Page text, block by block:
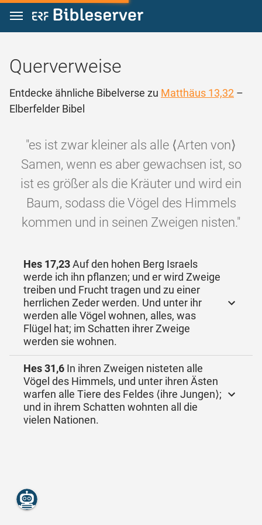
Zum Inhalt springen
Querverweise
Entdecke ähnliche Bibelverse zu Matthäus 13,32 –
Elberfelder Bibel
"es ist zwar kleiner als alle ⟨Arten von⟩
Samen, wenn es aber gewachsen ist, so
ist es größer als die Kräuter und wird ein
Baum, sodass die Vögel des Himmels
kommen und in seinen Zweigen nisten."
Hes 17,23Auf den hohen Berg Israels
werde ich ihn pflanzen; und er wird Zweige
treiben und Frucht tragen und zu einer
herrlichen Zeder werden. Und unter ihr
werden alle Vögel wohnen, alles, was
Flügel hat; im Schatten ihrer Zweige
werden sie wohnen.
Hes 31,6 In ihren Zweigen nisteten alle
Vögel des Himmels, und unter ihren Ästen
warfen alle Tiere des Feldes ⟨ihre Jungen⟩;
und in ihrem Schatten wohnten all die
vielen Nationen.